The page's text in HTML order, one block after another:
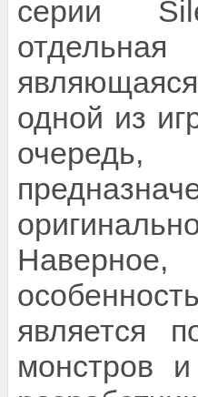
серии
одной из
является
монстров